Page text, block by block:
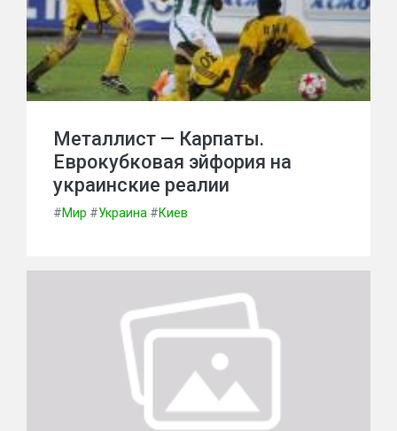
Металлист — Карпаты.
Еврокубковая эйфория на
украинские реалии
#Мир #Украина #Киев